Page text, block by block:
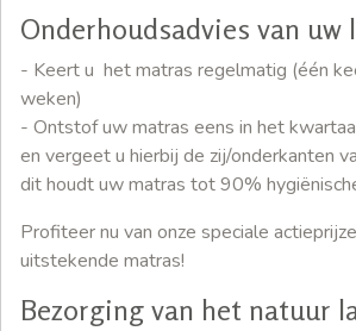
Onderhoudsadvies van uw
- Keert u het matras regelmatig (één
weken)
- Ontstof uw matras eens in het
en vergeet u hierbij de zij/onderkanten
dit houdt uw matras tot 90%
Profiteer nu van onze speciale
uitstekende matras!
Bezorging van het natuur